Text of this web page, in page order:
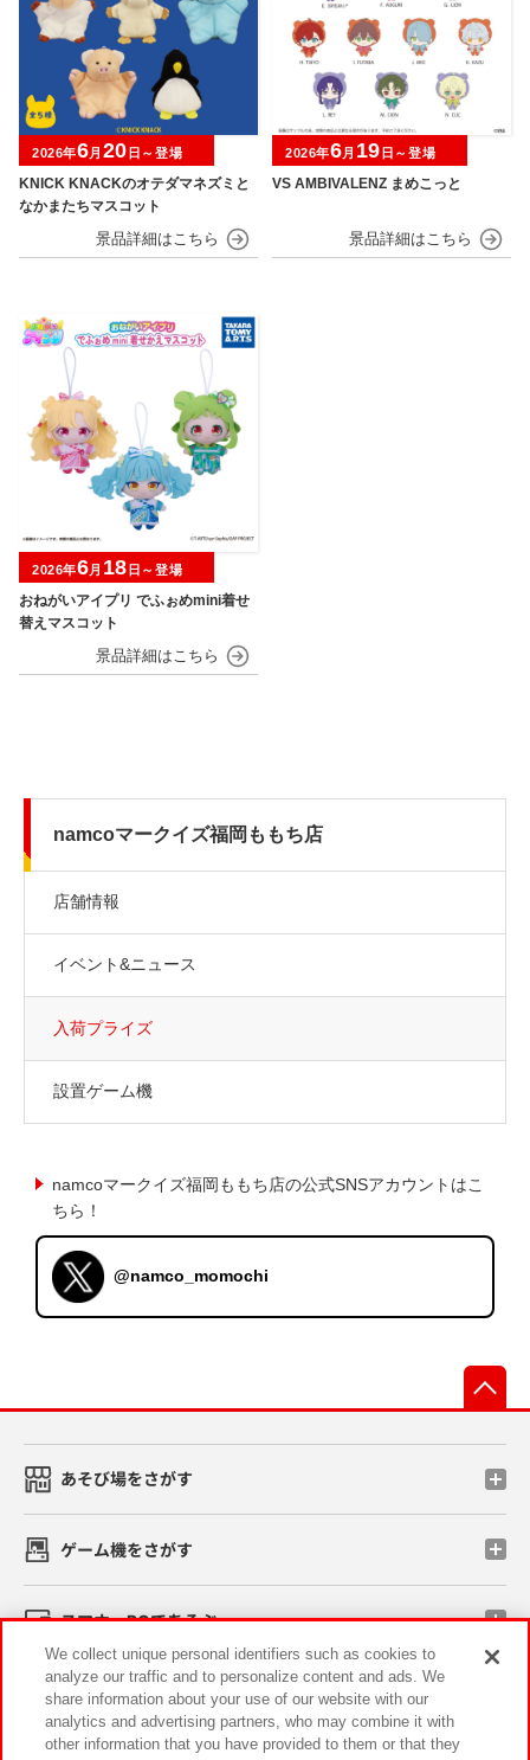
KNICK KNACKのオテダマネズミと
なかまたちマスコット
2026年6月 20 日～登場
VS AMBIVALENZ まめこっと
2026年6月 19 日～登場
おねがいアイプリ でふぉめmini着せ
替えマスコット
2026年6月 18 日～登場
namcoマークイズ福岡ももち店
店舗情報
イベント&ニュース
入荷プライズ
設置ゲーム機
namcoマークイズ福岡ももち店の公式SNSアカウントはこ
ちら！
@namco_momochi
あそび場をさがす
ゲーム機をさがす
スマホ・PCであそぶ
イベント・キャンペーン
We collect unique personal identifiers such as cookies to
analyze our traffic and to personalize content and ads. We
share information about your use of our website with our
analytics and advertising partners, who may combine it with
other information that you have provided to them or that they